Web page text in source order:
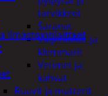
tarvikkeet
Saranat
Vaijerilukot ja
klemmarit
Vetimet ja
kahvat
Ruuvit ja mutterit
Ilmastointilaitteet